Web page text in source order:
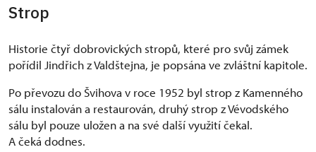
přípravných prací k obnově
05/2023: Fotografování podlah
06/2023
: Orientační restaurátorský
průzkum omítek a maleb
06/2023
Strop
Historie čtyř dobrovických stropů, které pro svůj zámek
pořídil Jindřich z Valdštejna, je popsána ve zvláštní kapitole.
Po převozu do Švihova v roce 1952 byl strop z Kamenného
sálu instalován a restaurován, druhý strop z Vévodského
sálu byl pouze uložen a na své další využití čekal.
A čeká dodnes.